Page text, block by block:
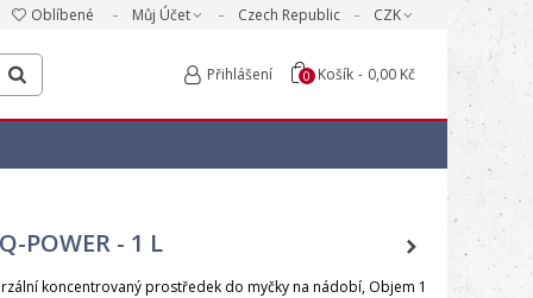
Oblíbené Můj Účet Czech Republic CZK
Přihlášení 0 Košík - 0,00 Kč
POWER - 1 L
koncentrovaný prostředek do myčky na nádobí, Objem 1